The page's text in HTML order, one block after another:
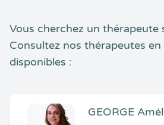
Vous cherchez un thérapeute
Consultez nos thérapeutes
disponibles :
GEORGE